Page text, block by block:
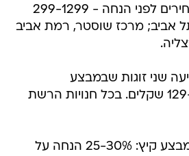
מקולקציית הקיץ. מחירים לפני הנחה - 299-1299
אלקלעי 1, תל אביב; מרכז שוסטר, רמת אביב
שני זוגות שבמבצע
מקולקציית הקיץ ב-129 שקלים. בכל חנויות הרשת
רשת אלדו יוצאת במבצע קיץ: 25-30% הנחה על